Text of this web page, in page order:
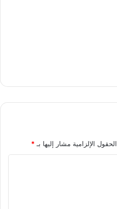
الحقول الإلزامية مشار إليها بـ*